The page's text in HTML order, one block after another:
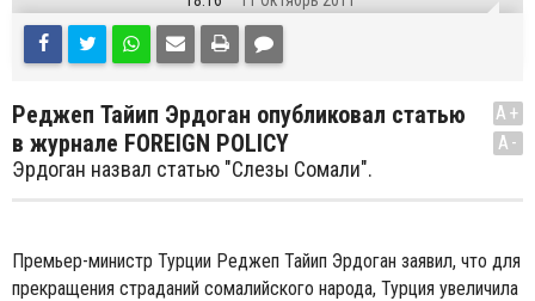
Реджеп Тайип Эрдоган опубликовал статью
в журнале FOREIGN POLICY
Эрдоган назвал статью "Слезы Сомали".
A+
A-
Премьер-министр Турции Реджеп Тайип Эрдоган заявил, что для
прекращения страданий сомалийского народа, Турция увеличила